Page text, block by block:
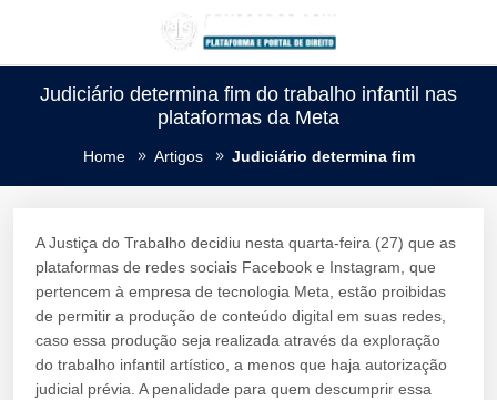
Judiciário determina fim do trabalho infantil nas
plataformas da Meta
Home Artigos Judiciário determina fim
A Justiça do Trabalho decidiu nesta quarta-feira (27) que as
plataformas de redes sociais Facebook e Instagram, que
pertencem à empresa de tecnologia Meta, estão proibidas
de permitir a produção de conteúdo digital em suas redes,
caso essa produção seja realizada através da exploração
do trabalho infantil artístico, a menos que haja autorização
judicial prévia. A penalidade para quem descumprir essa